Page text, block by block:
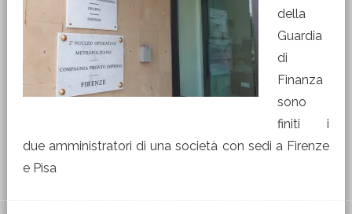
della
Guardia
di
Finanza
sono
finiti i
due amministratori di una società con sedi a Firenze
e Pisa